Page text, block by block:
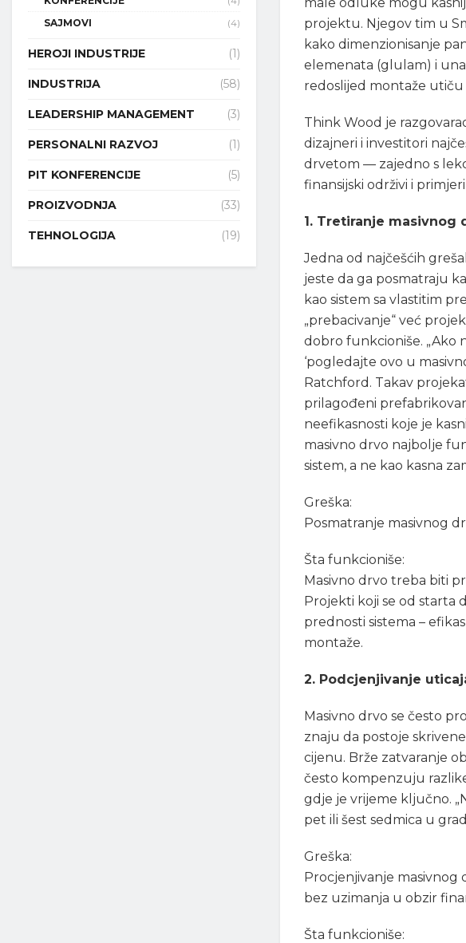
projektu. Njegov tim u
kako dimenzionisanje
elemenata (glulam) i
redoslijed montaže
Think Wood je
dizajneri i investitori
drvetom — zajedno s
finansijski održivi i
1. Tretiranje masivnog
Jedna od najčešćih
jeste da ga posmatraju
kao sistem sa vlastitim
„prebacivanje“ već
dobro funkcioniše. „Ako
‘pogledajte ovo u
Ratchford. Takav
prilagođeni
neefikasnosti koje je
masivno drvo najbolje
sistem, a ne kao kasna
Greška:
Posmatranje masivnog
Šta funkcioniše:
Masivno drvo treba biti
Projekti koji se od starta
prednosti sistema –
montaže.
2. Podcjenjivanje
Masivno drvo se često
znaju da postoje
cijenu. Brže zatvaranje
često kompenzuju
gdje je vrijeme ključno.
pet ili šest sedmica u
Greška:
Procjenjivanje
bez uzimanja u obzir
Šta funkcioniše:
SAJMOVI
(4)
HEROJI INDUSTRIJE (1)
INDUSTRIJA (58)
LEADERSHIP MANAGEMENT (3)
PERSONALNI RAZVOJ (1)
PIT KONFERENCIJE (5)
PROIZVODNJA (33)
TEHNOLOGIJA (19)